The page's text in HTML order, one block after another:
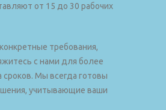
от 15 до 30 рабочих
требования,
с нами для более
сроков. Мы всегда готовы
учитывающие ваши